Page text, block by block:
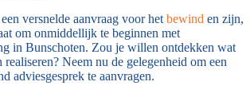
versnelde aanvraag voor het bewind en zijn,
om onmiddellijk te beginnen met
in Bunschoten. Zou je willen ontdekken wat
Neem nu de gelegenheid om een
adviesgesprek te aanvragen.